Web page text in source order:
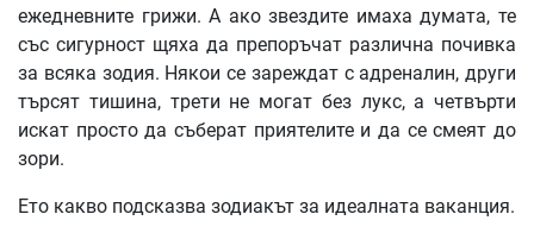
ежедневните грижи. А ако звездите имаха думата, те
със сигурност щяха да препоръчат различна почивка
за всяка зодия. Някои се зареждат с адреналин, други
търсят тишина, трети не могат без лукс, а четвърти
искат просто да съберат приятелите и да се смеят до
зори.
Ето какво подсказва зодиакът за идеалната ваканция.